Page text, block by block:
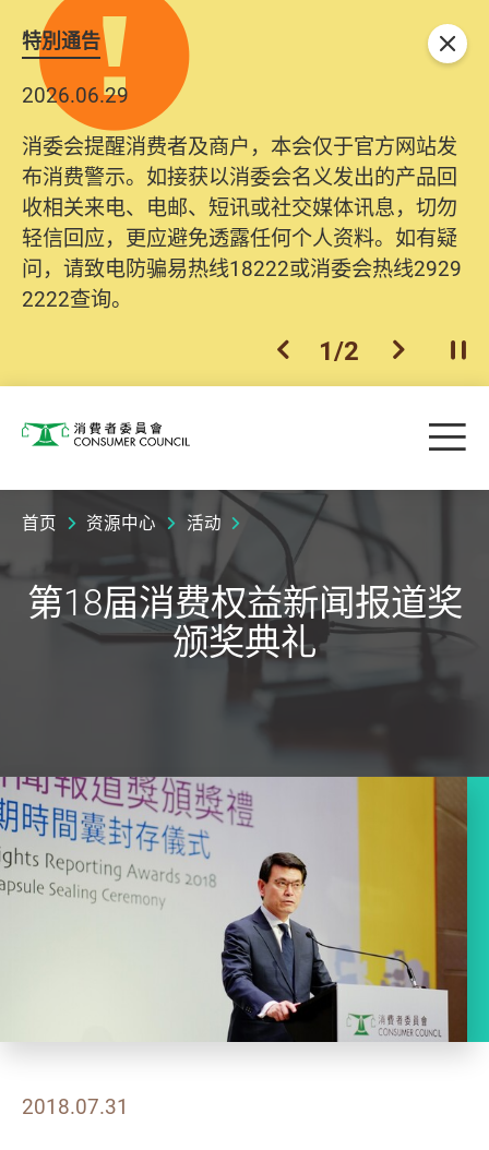
特別通告
2026.06.29
消委会提醒消费者及商户，本会仅于官方网站发
布消费警示。如接获以消委会名义发出的产品回
收相关来电、电邮、短讯或社交媒体讯息，切勿
轻信回应，更应避免透露任何个人资料。如有疑
问，请致电防骗易热线18222或消委会热线2929
2222查询。
上一个
1/2 下一个开
关闭
消费者委员会 目
首页 资源中心 活动
第18届消费权益新闻报道奖
颁奖典礼
2018.07.31